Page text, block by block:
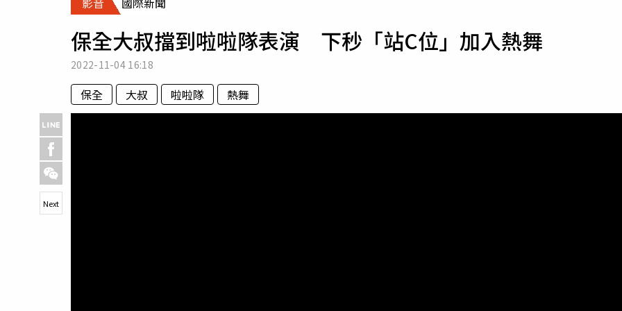
專欄
運勢
保全大叔擋到啦啦隊表演 下秒「站C位」加入熱舞
2022-11-04 16:18
保全 大叔 啦啦隊 熱舞
Next